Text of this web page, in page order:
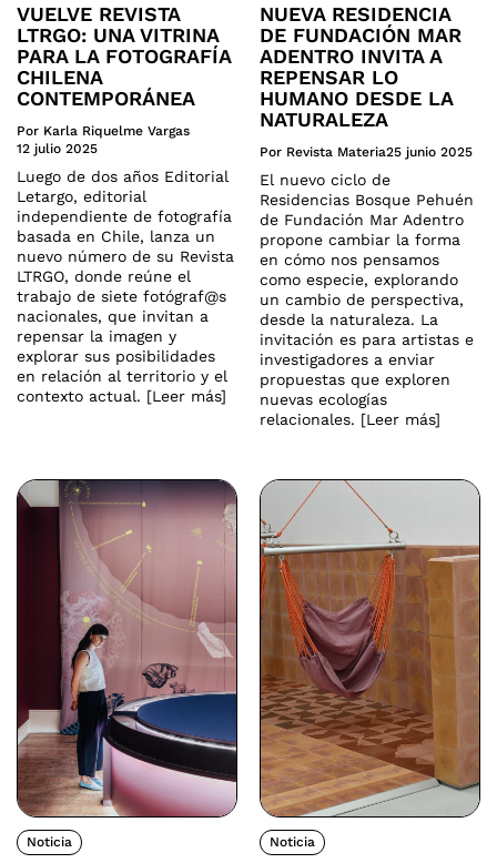
VUELVE REVISTA
LTRGO: UNA VITRINA
PARA LA FOTOGRAFÍA
CHILENA
CONTEMPORÁNEA
Por Karla Riquelme Vargas
12 julio 2025
Luego de dos años Editorial
Letargo, editorial
independiente de fotografía
basada en Chile, lanza un
nuevo número de su Revista
LTRGO, donde reúne el
trabajo de siete fotógraf@s
nacionales, que invitan a
repensar la imagen y
explorar sus posibilidades
en relación al territorio y el
contexto actual. [Leer más]
NUEVA RESIDENCIA
DE FUNDACIÓN MAR
ADENTRO INVITA A
REPENSAR LO
HUMANO DESDE LA
NATURALEZA
Por Revista Materia25 junio 2025
El nuevo ciclo de
Residencias Bosque Pehuén
de Fundación Mar Adentro
propone cambiar la forma
en cómo nos pensamos
como especie, explorando
un cambio de perspectiva,
desde la naturaleza. La
invitación es para artistas e
investigadores a enviar
propuestas que exploren
nuevas ecologías
relacionales. [Leer más]
Noticia Noticia